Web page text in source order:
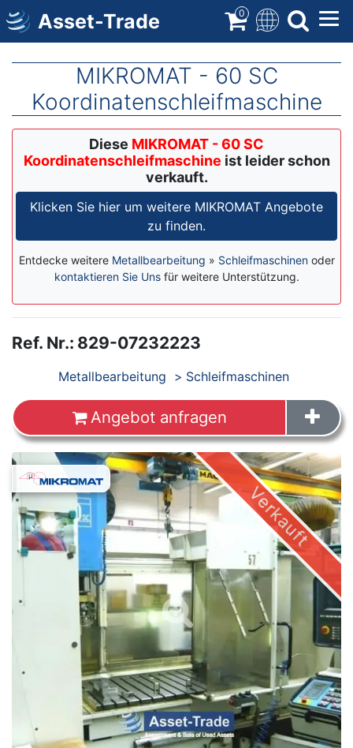
Direkt
zum
Inhalt
Asset-Trade 0
MIKROMAT - 60 SC
Koordinatenschleifmaschine
Diese MIKROMAT - 60 SC
Koordinatenschleifmaschine ist leider schon
verkauft.
Klicken Sie hier um weitere MIKROMAT Angebote
zu finden.
Entdecke weitere Metallbearbeitung » Schleifmaschinenoder
kontaktieren Sie Unsfür weitere Unterstützung.
Ref. Nr.: 829-07232223
Metallbearbeitung Schleifmaschinen
Angebot anfragen
Images
Verkauft